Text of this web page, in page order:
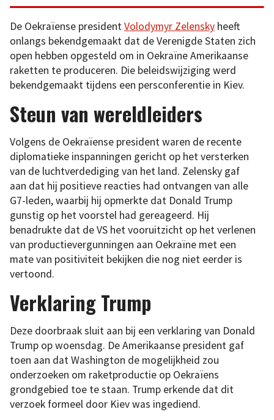
De Oekraïense presidentVolodymyr Zelensky heeft
onlangs bekendgemaakt dat de Verenigde Staten zich
open hebben opgesteld om in Oekraïne Amerikaanse
raketten te produceren. Die beleidswijziging werd
bekendgemaakt tijdens een persconferentie in Kiev.
Steun van wereldleiders
Volgens de Oekraïense president waren de recente
diplomatieke inspanningen gericht op het versterken
van de luchtverdediging van het land. Zelensky gaf
aan dat hij positieve reacties had ontvangen van alle
G7-leden, waarbij hij opmerkte dat Donald Trump
gunstig op het voorstel had gereageerd. Hij
benadrukte dat de VS het vooruitzicht op het verlenen
van productievergunningen aan Oekraïne met een
mate van positiviteit bekijken die nog niet eerder is
vertoond.
Verklaring Trump
Deze doorbraak sluit aan bij een verklaring van Donald
Trump op woensdag. De Amerikaanse president gaf
toen aan dat Washington de mogelijkheid zou
onderzoeken om raketproductie op Oekraïens
grondgebied toe te staan. Trump erkende dat dit
verzoek formeel door Kiev was ingediend.